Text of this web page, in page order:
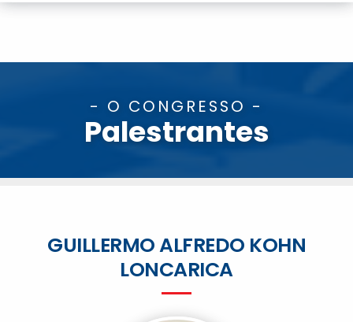
- O CONGRESSO -
Palestrantes
GUILLERMO ALFREDO KOHN
LONCARICA